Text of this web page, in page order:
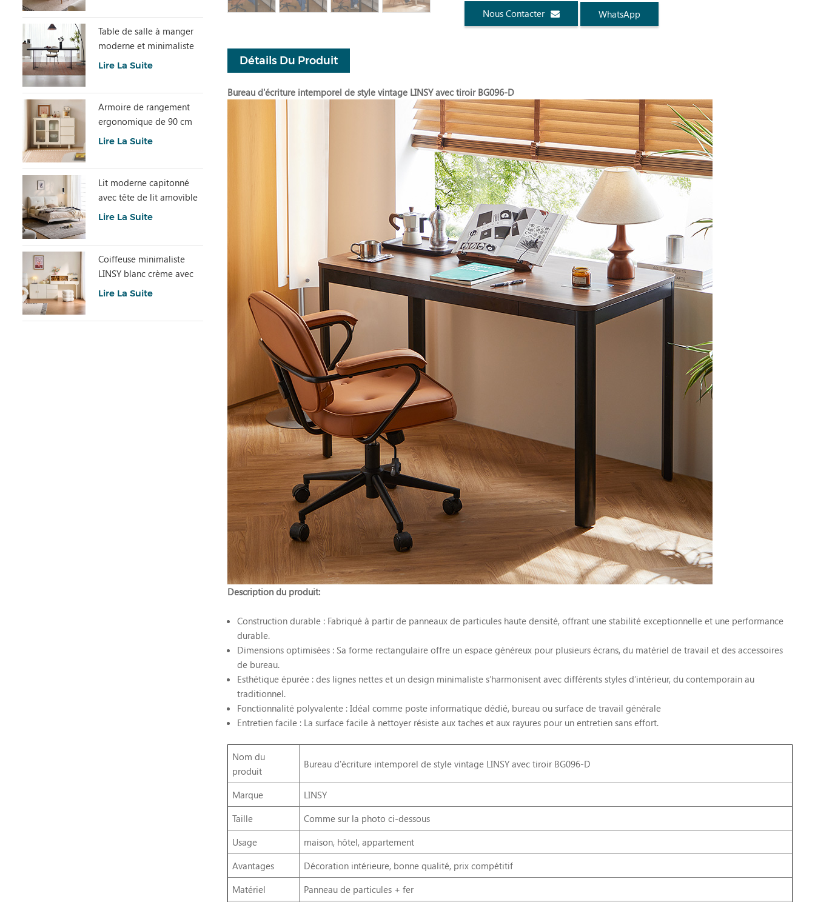
Nous Contacter WhatsApp
Détails Du Produit
Bureau d'écriture intemporel de style vintage LINSY avec tiroir BG096-D
Description du produit:
Construction durable : Fabriqué à partir de panneaux de particules haute densité, offrant une stabilité exceptionnelle et une performance
durable.
Dimensions optimisées : Sa forme rectangulaire offre un espace généreux pour plusieurs écrans, du matériel de travail et des accessoires
de bureau.
Esthétique épurée : des lignes nettes et un design minimaliste s’harmonisent avec différents styles d’intérieur, du contemporain au
traditionnel.
Fonctionnalité polyvalente : Idéal comme poste informatique dédié, bureau ou surface de travail générale
Entretien facile : La surface facile à nettoyer résiste aux taches et aux rayures pour un entretien sans effort.
Nom du
produit
Bureau d'écriture intemporel de style vintage LINSY avec tiroir BG096-D
Marque
LINSY
Taille
Comme sur la photo ci-dessous
Usage
maison, hôtel, appartement
Avantages
Décoration intérieure, bonne qualité, prix compétitif
Matériel
Panneau de particules + fer
Table de salle à manger
moderne et minimaliste
en dalle de pierre grise
Lire La Suite
Armoire de rangement
ergonomique de 90 cm
de hauteur et spacieuse
Lire La Suite
Lit moderne capitonné
avec tête de lit amovible
BC663-A
Lire La Suite
Coiffeuse minimaliste
LINSY blanc crème avec
armoire UD6C-A
Lire La Suite